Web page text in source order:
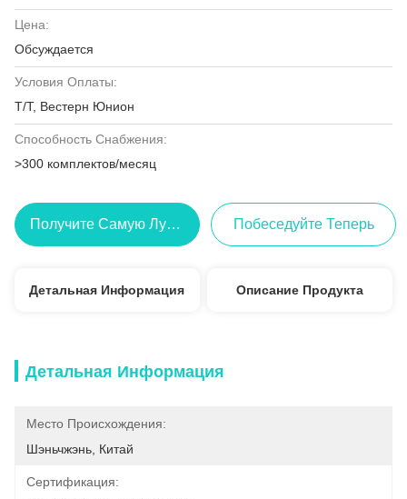
Цена:
Обсуждается
Условия Оплаты:
Т/Т, Вестерн Юнион
Способность Снабжения:
>300 комплектов/месяц
Получите Самую Лучшую Цену Побеседуйте Теперь
Детальная Информация Описание Продукта
Детальная Информация
Место Происхождения:
Шэньчжэнь, Китай
Сертификация: